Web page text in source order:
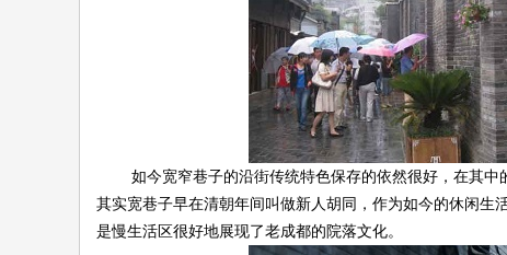
如今宽窄巷子的沿街传统特色保存的依然很好，在其中
其实宽巷子早在清朝年间叫做新人胡同，作为如今的休闲生
是慢生活区很好地展现了老成都的院落文化。